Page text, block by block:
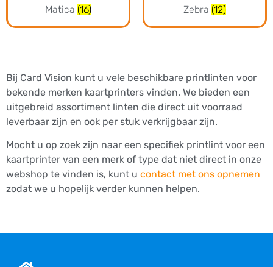
Matica (16) Zebra (12)
Bij Card Vision kunt u vele beschikbare printlinten voor
bekende merken kaartprinters vinden. We bieden een
uitgebreid assortiment linten die direct uit voorraad
leverbaar zijn en ook per stuk verkrijgbaar zijn.
Mocht u op zoek zijn naar een specifiek printlint voor een
kaartprinter van een merk of type dat niet direct in onze
webshop te vinden is, kunt u contact met ons opnemen
zodat we u hopelijk verder kunnen helpen.